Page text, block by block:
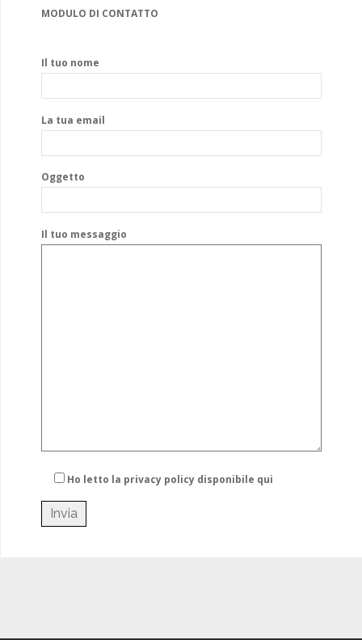
MODULO DI CONTATTO
Il tuo nome
La tua email
Oggetto
Il tuo messaggio
Ho letto la privacy policy disponibile qui